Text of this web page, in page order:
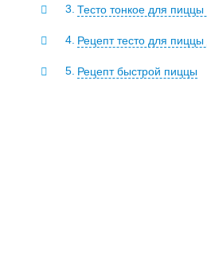
Тесто тонкое для
Рецепт тесто для
Рецепт быстрой пиццы